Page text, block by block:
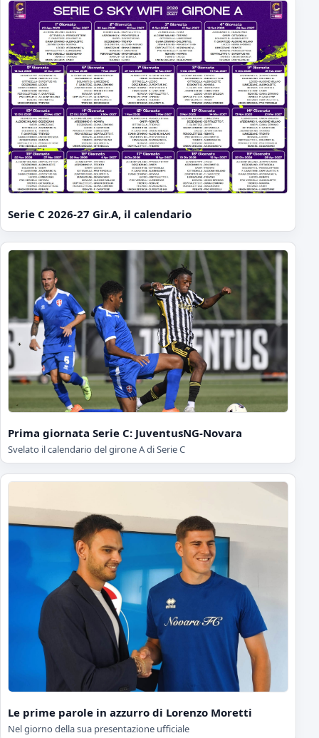
Serie C 2026-27 Gir.A, il calendario
Prima giornata Serie C: JuventusNG-Novara
Svelato il calendario del girone A di Serie C
Le prime parole in azzurro di Lorenzo Moretti
Nel giorno della sua presentazione ufficiale